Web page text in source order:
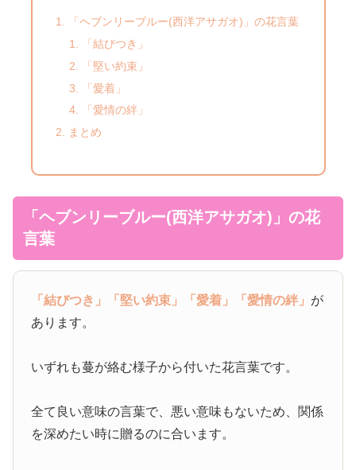
「ヘブンリーブルー(西洋アサガオ)」の花言葉
「結びつき」
「堅い約束」
「愛着」
「愛情の絆」
まとめ
「ヘブンリーブルー(西洋アサガオ)」の花
言葉
「結びつき」 「堅い約束」 「愛着」 「愛情の絆」 が
あります。
いずれも蔓が絡む様子から付いた花言葉です。
全て良い意味の言葉で、悪い意味もないため、関係
を深めたい時に贈るのに合います。